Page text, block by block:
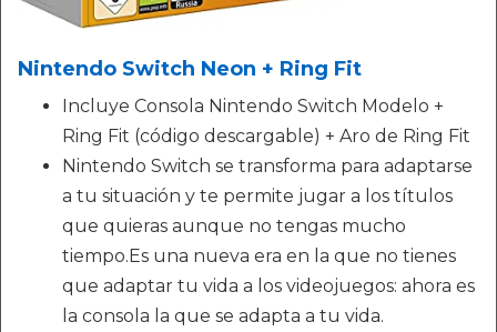
Nintendo Switch Neon + Ring Fit
Incluye Consola Nintendo Switch Modelo +
Ring Fit (código descargable) + Aro de Ring Fit
Nintendo Switch se transforma para adaptarse
a tu situación y te permite jugar a los títulos
que quieras aunque no tengas mucho
tiempo.Es una nueva era en la que no tienes
que adaptar tu vida a los videojuegos: ahora es
la consola la que se adapta a tu vida.